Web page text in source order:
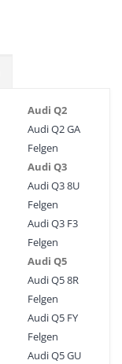
Audi Q2
Audi Q2 GA
Felgen
Audi Q3
Audi Q3 8U
Felgen
Audi Q3 F3
Felgen
Audi Q5
Audi Q5 8R
Felgen
Audi Q5 FY
Felgen
Audi Q5 GU